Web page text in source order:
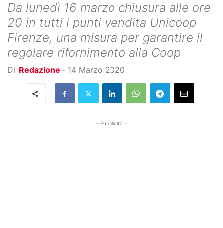
Da lunedì 16 marzo chiusura alle ore
20 in tutti i punti vendita Unicoop
Firenze, una misura per garantire il
regolare rifornimento alla Coop
Di Redazione - 14 Marzo 2020
- Pubblicità -